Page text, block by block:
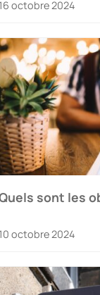
16 octobre 2024
sont les
10 octobre 2024